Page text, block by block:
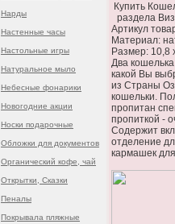
Нарды
Настенные часы
Настольные игры
Натуральное мыло
Небесные фонарики
Новогодние акции
Носки подарочные
Обложки для документов
Органический кофе, чай
Открытки, Сказки
Пеналы
Покрывала пляжные
Купить
раздела
Артикул
Материал:
Размер: 10,8
Два
какой Вы
из Страны Оз
кошельки.
пропитан
пропиткой -
Содержит
отделение
кармашек